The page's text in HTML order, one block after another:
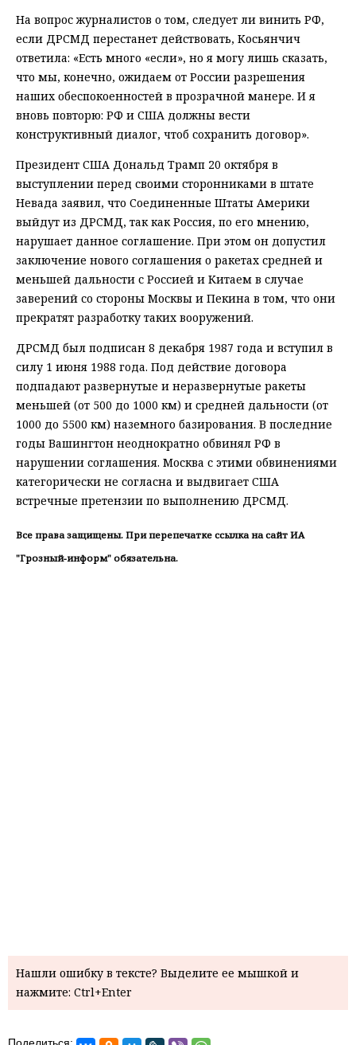
На вопрос журналистов о том, следует ли винить РФ,
если ДРСМД перестанет действовать, Косьянчич
ответила: «Есть много «если», но я могу лишь сказать,
что мы, конечно, ожидаем от России разрешения
наших обеспокоенностей в прозрачной манере. И я
вновь повторю: РФ и США должны вести
конструктивный диалог, чтоб сохранить договор».
Президент США Дональд Трамп 20 октября в
выступлении перед своими сторонниками в штате
Невада заявил, что Соединенные Штаты Америки
выйдут из ДРСМД, так как Россия, по его мнению,
нарушает данное соглашение. При этом он допустил
заключение нового соглашения о ракетах средней и
меньшей дальности с Россией и Китаем в случае
заверений со стороны Москвы и Пекина в том, что они
прекратят разработку таких вооружений.
ДРСМД был подписан 8 декабря 1987 года и вступил в
силу 1 июня 1988 года. Под действие договора
подпадают развернутые и неразвернутые ракеты
меньшей (от 500 до 1000 км) и средней дальности (от
1000 до 5500 км) наземного базирования. В последние
годы Вашингтон неоднократно обвинял РФ в
нарушении соглашения. Москва с этими обвинениями
категорически не согласна и выдвигает США
встречные претензии по выполнению ДРСМД.
Все права защищены. При перепечатке ссылка на сайт ИА
"Грозный-информ" обязательна.
Нашли ошибку в тексте? Выделите ее мышкой и
нажмите: Ctrl+Enter
Поделиться: